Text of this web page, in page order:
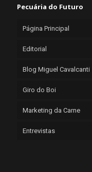
Pecuária do Futuro
Página Principal
Editorial
Blog Miguel Cavalcanti
Giro do Boi
Marketing da Carne
Entrevistas